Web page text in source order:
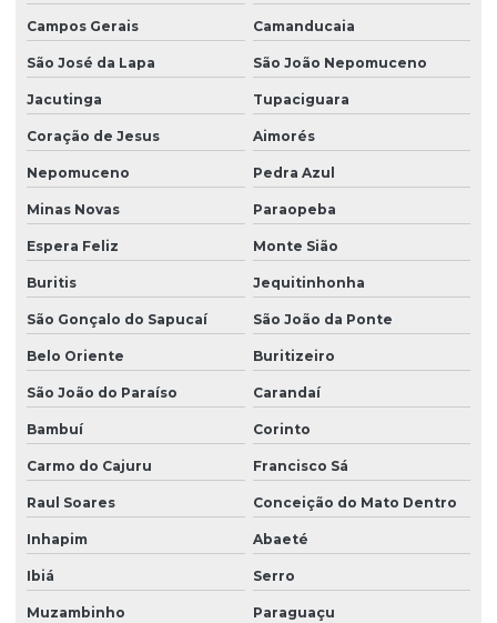
Campos Gerais Camanducaia
São José da Lapa São João Nepomuceno
Jacutinga Tupaciguara
Coração de Jesus Aimorés
Nepomuceno Pedra Azul
Minas Novas Paraopeba
Espera Feliz Monte Sião
Buritis Jequitinhonha
São Gonçalo do Sapucaí São João da Ponte
Belo Oriente Buritizeiro
São João do Paraíso Carandaí
Bambuí Corinto
Carmo do Cajuru Francisco Sá
Raul Soares Conceição do Mato Dentro
Inhapim Abaeté
Ibiá Serro
Muzambinho Paraguaçu